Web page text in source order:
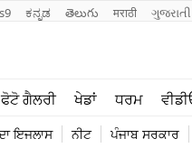
ಕನ್ನಡ తెలుగు मराठी ગુજરાતી
ਫੋਟੋ ਗੈਲਰੀ ਖੇਡਾਂ ਧਰਮ
ਇਜਲਾਸ ਨੀਟ ਪੰਜਾਬ ਸਰਕਾਰ
ਪੰਜਾਬ